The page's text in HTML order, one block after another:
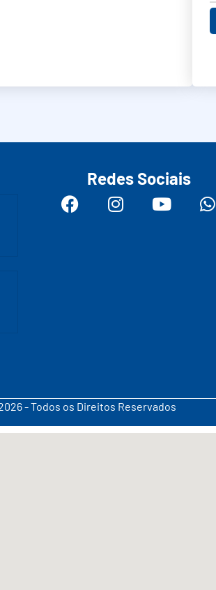
Redes Sociais
- Todos os Direitos Reservados